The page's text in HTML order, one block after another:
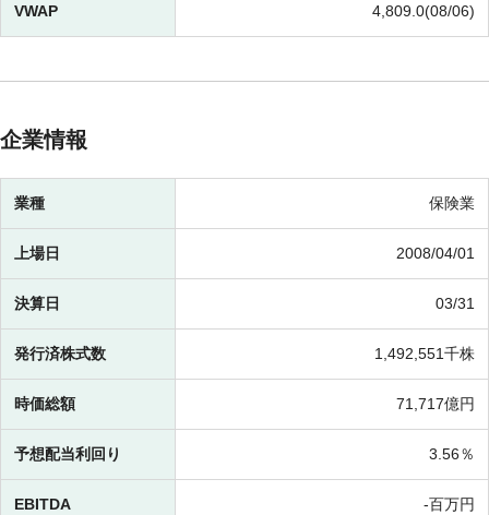
VWAP 4,809.0(08/06)
企業情報
業種 保険業
上場日 2008/04/01
決算日 03/31
発行済株式数 1,492,551千株
時価総額 71,717億円
予想配当利回り 3.56％
EBITDA -百万円